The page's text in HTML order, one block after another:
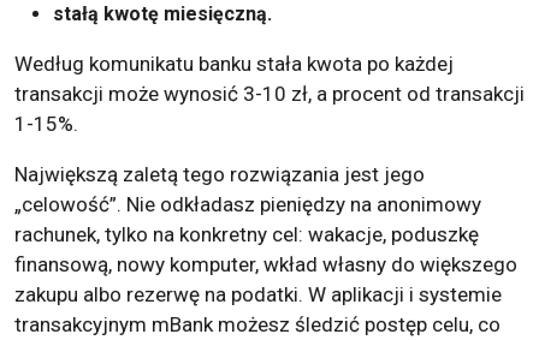
stałą kwotę miesięczną.
Według komunikatu banku stała kwota po każdej
transakcji może wynosić 3-10 zł, a procent od transakcji
1-15%.
Największą zaletą tego rozwiązania jest jego
„celowość”. Nie odkładasz pieniędzy na anonimowy
rachunek, tylko na konkretny cel: wakacje, poduszkę
finansową, nowy komputer, wkład własny do większego
zakupu albo rezerwę na podatki. W aplikacji i systemie
transakcyjnym mBank możesz śledzić postęp celu, co